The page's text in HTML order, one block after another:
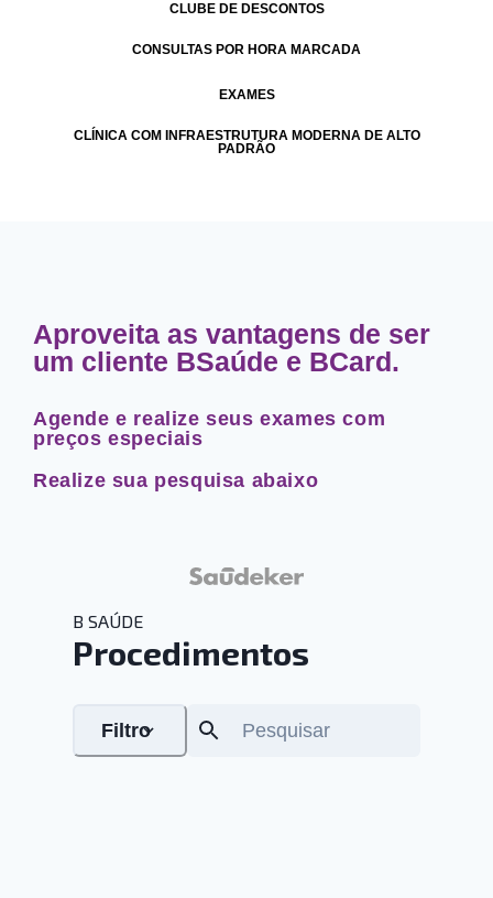
CLUBE DE DESCONTOS
CONSULTAS POR HORA MARCADA
EXAMES
CLÍNICA COM INFRAESTRUTURA MODERNA DE ALTO
PADRÃO
Aproveita as vantagens de ser
um cliente BSaúde e BCard.
Agende e realize seus exames com
preços especiais
Realize sua pesquisa abaixo